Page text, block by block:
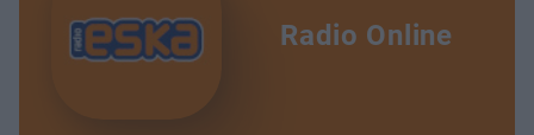
Radio Online